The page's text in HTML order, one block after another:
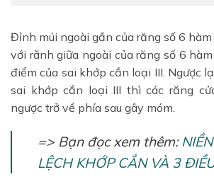
Đỉnh múi ngoài gần của răng số 6
với rãnh giữa ngoài của răng số 6
điểm của sai khớp cắn loại III. Ngược
sai khớp cắn loại III thì các răng
ngược trở về phía sau gây móm.
=> Bạn đọc xem thêm:
LỆCH KHỚP CẮN VÀ 3